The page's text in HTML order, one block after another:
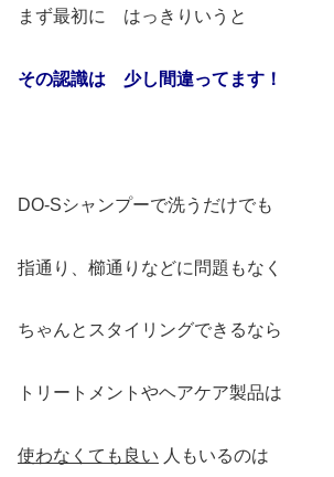
まず最初に はっきりいうと
その認識は 少し間違ってます！
DO-Sシャンプーで洗うだけでも
指通り、櫛通りなどに問題もなく
ちゃんとスタイリングできるなら
トリートメントやヘアケア製品は
使わなくても良い 人もいるのは